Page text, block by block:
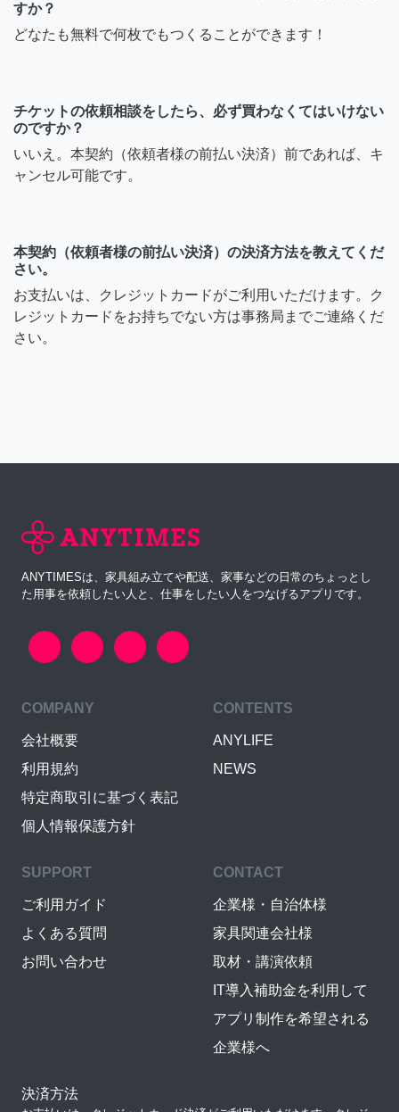
すか？
どなたも無料で何枚でもつくることができます！
チケットの依頼相談をしたら、必ず買わなくてはいけない
のですか？
いいえ。本契約（依頼者様の前払い決済）前であれば、キ
ャンセル可能です。
本契約（依頼者様の前払い決済）の決済方法を教えてくだ
さい。
お支払いは、クレジットカードがご利用いただけます。ク
レジットカードをお持ちでない方は事務局までご連絡くだ
さい。
ANYTIMESは、家具組み立てや配送、家事などの日常のちょっとし
た用事を依頼したい人と、仕事をしたい人をつなげるアプリです。
COMPANY
会社概要
利用規約
特定商取引に基づく表記
個人情報保護方針
CONTENTS
ANYLIFE
NEWS
SUPPORT
ご利用ガイド
よくある質問
お問い合わせ
CONTACT
企業様・自治体様
家具関連会社様
取材・講演依頼
IT導入補助金を利用して
アプリ制作を希望される
企業様へ
決済方法